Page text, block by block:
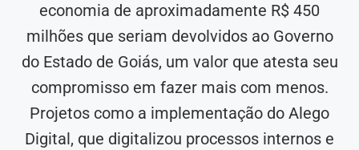
economia de aproximadamente R$ 450
milhões que seriam devolvidos ao Governo
do Estado de Goiás, um valor que atesta seu
compromisso em fazer mais com menos.
Projetos como a implementação do Alego
Digital, que digitalizou processos internos e